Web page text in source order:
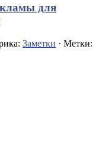
для
Заметки · Метки: